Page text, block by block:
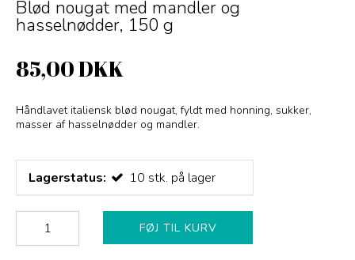
Blød nougat med mandler og
hasselnødder, 150 g
85,00 DKK
Håndlavet italiensk blød nougat, fyldt med honning, sukker,
masser af hasselnødder og mandler.
Lagerstatus: 10 stk. på lager
FØJ TIL KURV